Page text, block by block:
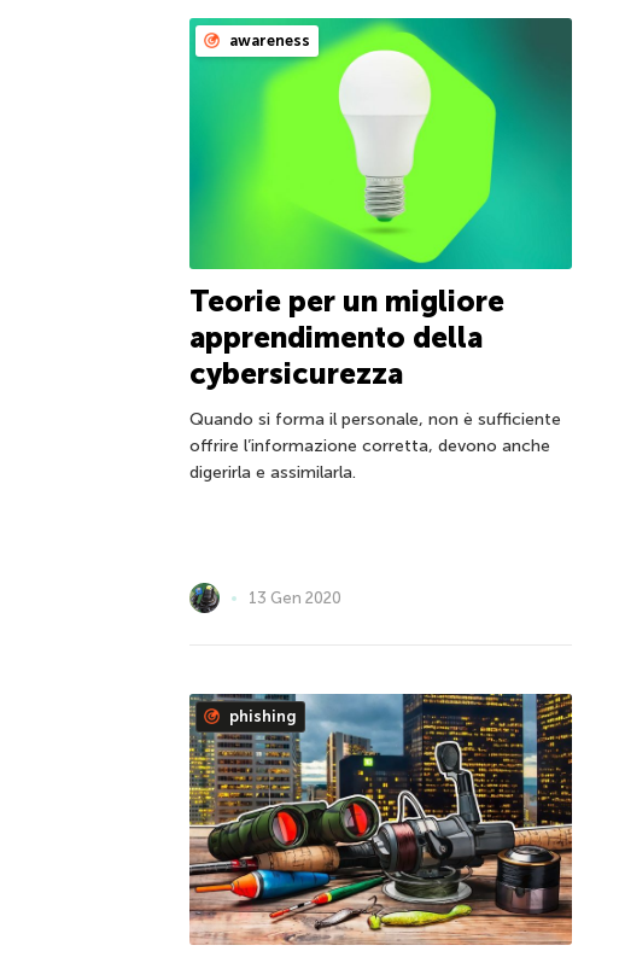
awareness
Teorie per un migliore
apprendimento della
cybersicurezza
Quando si forma il personale, non è sufficiente
offrire l’informazione corretta, devono anche
digerirla e assimilarla.
13 Gen 2020
phishing